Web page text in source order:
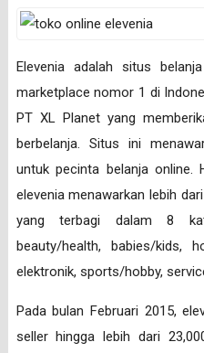
Elevenia adalah situs
marketplace nomor 1 di
PT XL Planet yang
berbelanja. Situs ini
untuk pecinta belanja online.
elevenia menawarkan lebih
yang terbagi dalam 8
beauty/health, babies/kids,
elektronik, sports/hobby,
Pada bulan Februari 2015,
seller hingga lebih dari